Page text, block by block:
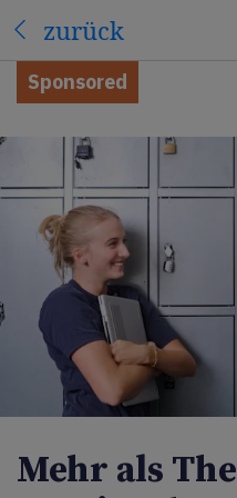
zurück
Sponsored
Mehr als